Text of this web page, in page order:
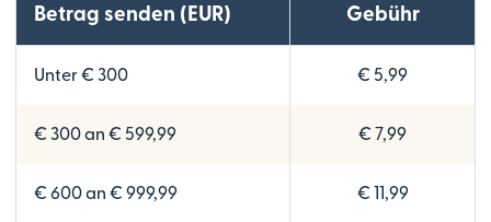
Betrag senden (EUR) Gebühr
Unter € 300 € 5,99
€ 300 an € 599,99 € 7,99
€ 600 an € 999,99 € 11,99